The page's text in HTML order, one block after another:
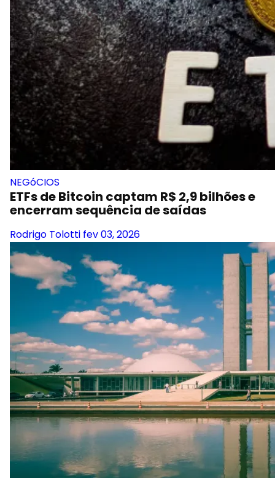
NEGóCIOS
ETFs de Bitcoin captam R$ 2,9 bilhões e
encerram sequência de saídas
Rodrigo Tolotti fev 03, 2026